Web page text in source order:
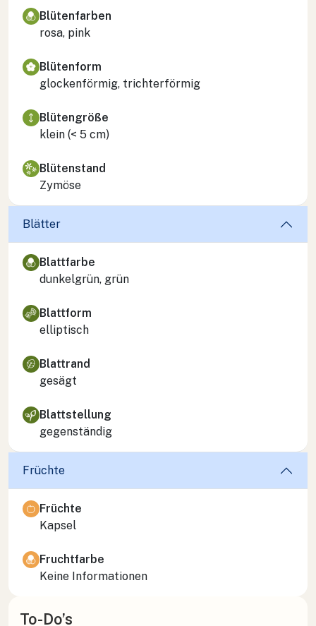
Blütenfarben
rosa, pink
Blütenform
glockenförmig, trichterförmig
Blütengröße
klein (< 5 cm)
Blütenstand
Zymöse
Blätter
Blattfarbe
dunkelgrün, grün
Blattform
elliptisch
Blattrand
gesägt
Blattstellung
gegenständig
Früchte
Früchte
Kapsel
Fruchtfarbe
Keine Informationen
To-Do’s